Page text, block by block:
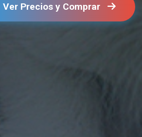
Ver Precios y Comprar